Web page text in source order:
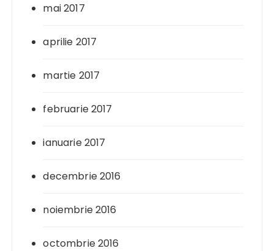
mai 2017
aprilie 2017
martie 2017
februarie 2017
ianuarie 2017
decembrie 2016
noiembrie 2016
octombrie 2016